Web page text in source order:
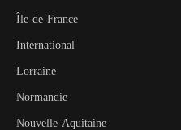
Île-de-France
International
Lorraine
Normandie
Nouvelle-Aquitaine